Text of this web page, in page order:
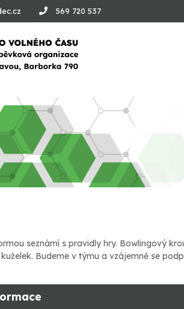
569 720 537
seznámí s pravidly hry. Bowlingový
Budeme v týmu a vzájemně se